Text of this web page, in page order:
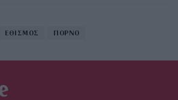
ΕΘΙΣΜΟΣ ΠΟΡΝΟ